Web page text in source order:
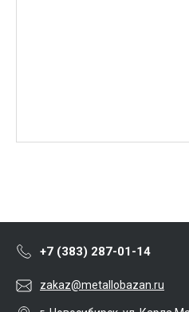
+7 (383) 287-01-14
zakaz@metallobazan.ru